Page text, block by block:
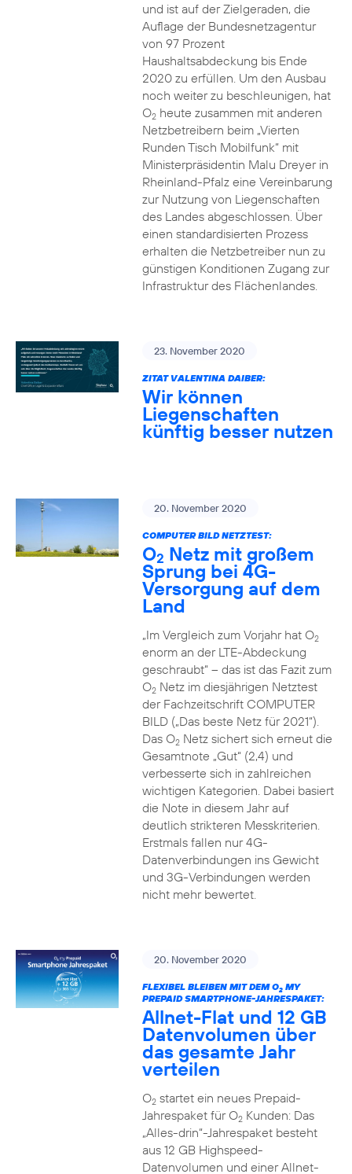
und ist auf der Zielgeraden, die
Auflage der Bundesnetzagentur
von 97 Prozent
Haushaltsabdeckung bis Ende
2020 zu erfüllen. Um den Ausbau
noch weiter zu beschleunigen, hat
O2heute zusammen mit anderen
Netzbetreibern beim „Vierten
Runden Tisch Mobilfunk“ mit
Ministerpräsidentin Malu Dreyer in
Rheinland-Pfalz eine Vereinbarung
zur Nutzung von Liegenschaften
des Landes abgeschlossen. Über
einen standardisierten Prozess
erhalten die Netzbetreiber nun zu
günstigen Konditionen Zugang zur
Infrastruktur des Flächenlandes.
23. November 2020
ZITAT VALENTINA DAIBER:
Wir können
Liegenschaften
künftig besser nutzen
20. November 2020
COMPUTER BILD NETZTEST:
O2 Netz mit großem
Sprung bei 4G-
Versorgung auf dem
Land
„Im Vergleich zum Vorjahr hat O2
enorm an der LTE-Abdeckung
geschraubt“ – das ist das Fazit zum
O2Netz im diesjährigen Netztest
der Fachzeitschrift COMPUTER
BILD („Das beste Netz für 2021“).
Das O2Netz sichert sich erneut die
Gesamtnote „Gut“ (2,4) und
verbesserte sich in zahlreichen
wichtigen Kategorien. Dabei basiert
die Note in diesem Jahr auf
deutlich strikteren Messkriterien.
Erstmals fallen nur 4G-
Datenverbindungen ins Gewicht
und 3G-Verbindungen werden
nicht mehr bewertet.
20. November 2020
FLEXIBEL BLEIBEN MIT DEM O2MY
PREPAID SMARTPHONE-JAHRESPAKET:
Allnet-Flat und 12 GB
Datenvolumen über
das gesamte Jahr
verteilen
O2startet ein neues Prepaid-
Jahrespaket für O2Kunden: Das
„Alles-drin“-Jahrespaket besteht
aus 12 GB Highspeed-
Datenvolumen und einer Allnet-